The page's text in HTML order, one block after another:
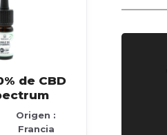
de CBD
Origen :
Francia